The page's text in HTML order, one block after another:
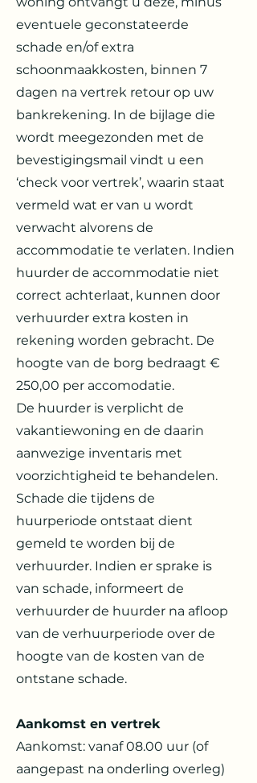
eventuele geconstateerde
schade en/of extra
schoonmaakkosten, binnen 7
dagen na vertrek retour op uw
bankrekening. In de bijlage die
wordt meegezonden met de
bevestigingsmail vindt u een
‘check voor vertrek’, waarin staat
vermeld wat er van u wordt
verwacht alvorens de
accommodatie te verlaten. Indien
huurder de accommodatie niet
correct achterlaat, kunnen door
verhuurder extra kosten in
rekening worden gebracht. De
hoogte van de borg bedraagt €
250,00 per accomodatie.
De huurder is verplicht de
vakantiewoning en de daarin
aanwezige inventaris met
voorzichtigheid te behandelen.
Schade die tijdens de
huurperiode ontstaat dient
gemeld te worden bij de
verhuurder. Indien er sprake is
van schade, informeert de
verhuurder de huurder na afloop
van de verhuurperiode over de
hoogte van de kosten van de
ontstane schade.
Aankomst en vertrek
Aankomst: vanaf 08.00 uur (of
aangepast na onderling overleg)